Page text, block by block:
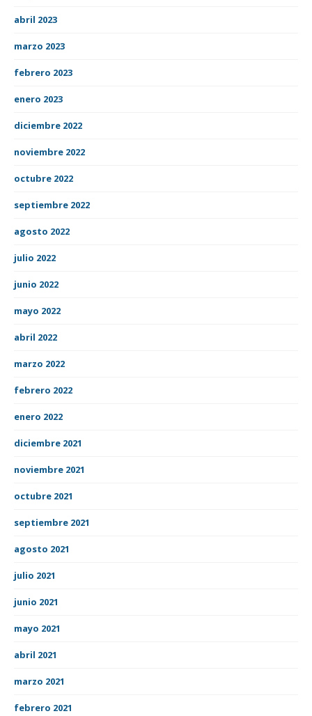
abril 2023
marzo 2023
febrero 2023
enero 2023
diciembre 2022
noviembre 2022
octubre 2022
septiembre 2022
agosto 2022
julio 2022
junio 2022
mayo 2022
abril 2022
marzo 2022
febrero 2022
enero 2022
diciembre 2021
noviembre 2021
octubre 2021
septiembre 2021
agosto 2021
julio 2021
junio 2021
mayo 2021
abril 2021
marzo 2021
febrero 2021